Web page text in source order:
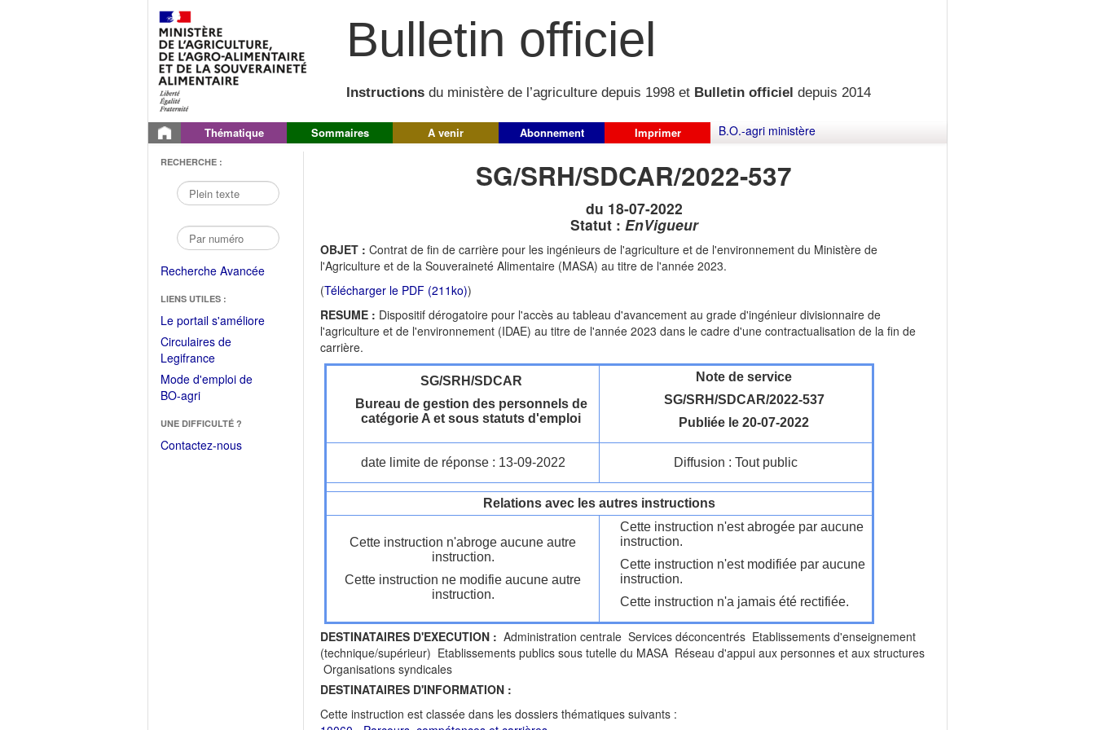
Bulletin officiel
Instructions du ministère de l’agriculture depuis 1998 et Bulletin officiel depuis 2014
Thématique Sommaires A venir Abonnement Imprimer B.O.-agri ministère
RECHERCHE :
Recherche Avancée
LIENS UTILES :
Le portail s'améliore(Fichier
Circulaires de
Legifrance(Ouvrir
dans
une
fenêtre)
Mode d'emploi de
BO-agri(Ouvrir
une
nouvelle
UNE DIFFICULTÉ ?
Contactez-nous
SG/SRH/SDCAR/2022-537
du 18-07-2022
Statut : EnVigueur
OBJET : Contrat de fin de carrière pour les ingénieurs de l'agriculture et de l'environnement du Ministère de
l'Agriculture et de la Souveraineté Alimentaire (MASA) au titre de l'année 2023.
(Télécharger le PDF (211ko))
RESUME : Dispositif dérogatoire pour l'accès au tableau d'avancement au grade d'ingénieur divisionnaire de
l'agriculture et de l'environnement (IDAE) au titre de l'année 2023 dans le cadre d'une contractualisation de la fin de
carrière.
SG/SRH/SDCAR
Bureau de gestion des personnels de
catégorie A et sous statuts d'emploi
Note de service
SG/SRH/SDCAR/2022-537
Publiée le 20-07-2022
date limite de réponse : 13-09-2022 Diffusion : Tout public
Relations avec les autres instructions
Cette instruction n'abroge aucune autre
instruction.
Cette instruction ne modifie aucune autre
instruction.
Cette instruction n'est abrogée par aucune
instruction.
Cette instruction n'est modifiée par aucune
instruction.
Cette instruction n'a jamais été rectifiée.
DESTINATAIRES D'EXECUTION : Administration centrale Services déconcentrés Etablissements d'enseignement
(technique/supérieur) Etablissements publics sous tutelle du MASA Réseau d'appui aux personnes et aux structures
Organisations syndicales
DESTINATAIRES D'INFORMATION :
Cette instruction est classée dans les dossiers thématiques suivants :